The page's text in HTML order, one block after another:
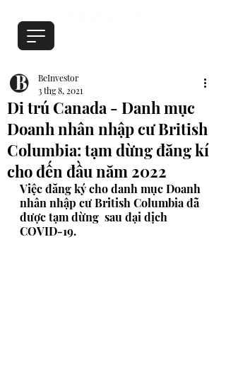
Di trú Canada - Danh mục
Doanh nhân nhập cư British
Columbia: tạm dừng đăng kí
cho đến đầu năm 2022
BeInvestor
3 thg 8, 2021
Việc đăng ký cho danh mục Doanh
nhân nhập cư British Columbia đã
được tạm dừng  sau đại dịch
COVID-19.